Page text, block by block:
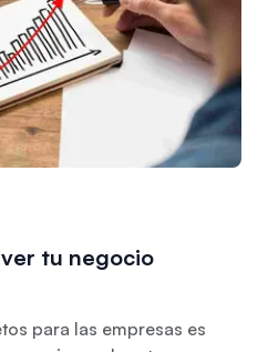
tu negocio
para las empresas es